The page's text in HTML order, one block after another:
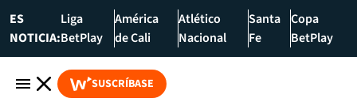
ES
NOTICIA:
Liga
BetPlay
América
de Cali
Atlético
Nacional
Santa
Fe
Copa
BetPlay
SUSCRÍBASE